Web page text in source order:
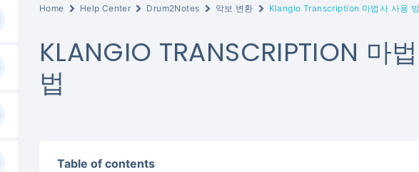
Home Help Center Drum2Notes 악보 변환 Klangio Transcription 마법사 사용
KLANGIO TRANSCRIPTION 마
법
Table of contents